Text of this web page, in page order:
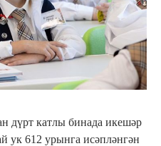
дүрт катлы бинада икешәр
ук 612 урынга исәпләнгән